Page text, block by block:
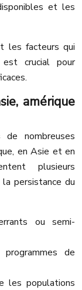
et les
les facteurs qui
crucial pour
amérique
nombreuses
en Asie et en
plusieurs
persistance du
ou semi-
de
les populations